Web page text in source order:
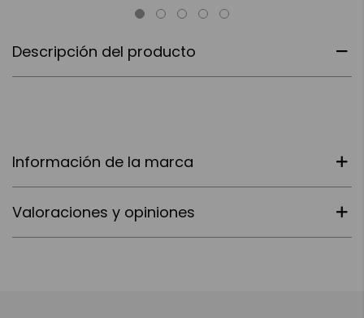
Descripción del producto
Información de la marca
Valoraciones y opiniones